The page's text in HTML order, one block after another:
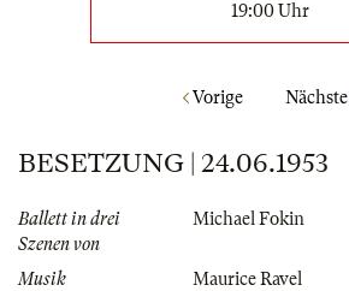
19:00 Uhr
Vorige Nächste
BESETZUNG | 24.06.1953
Ballett in drei
Szenen von
Michael Fokin
Musik
Maurice Ravel